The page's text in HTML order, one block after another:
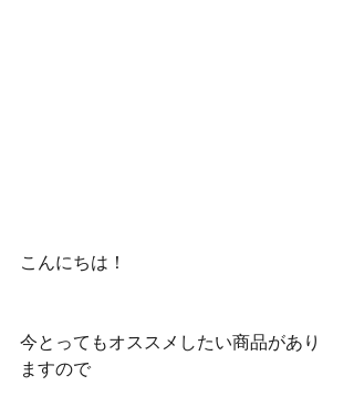
こんにちは！
今とってもオススメしたい商品があり
ますので